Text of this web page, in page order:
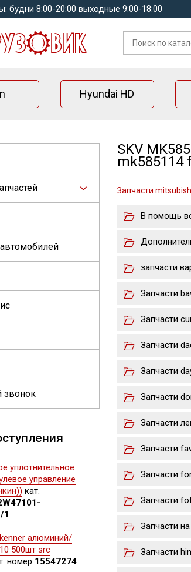
будни 8:00-20:00 выходные 9:00-18:00
Hyundai HD
звонок
уплотнительное
управление
кат.
1
алюминий/
500шт src
номер 15547274
SKV
mk585114
Запчасти
В помощь
запчасти
Запчасти
Запчасти
Запчасти
Запчасти
Запчасти
Запчасти
Запчасти
Запчасти
Запчасти
Запчасти
Запчасти